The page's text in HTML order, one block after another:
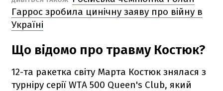
Гаррос зробила цинічну заяву про війну в
Україні
Що відомо про травму Костюк?
12-та ракетка світу Марта Костюк знялася з
турніру серії WTA 500 Queen's Club, який